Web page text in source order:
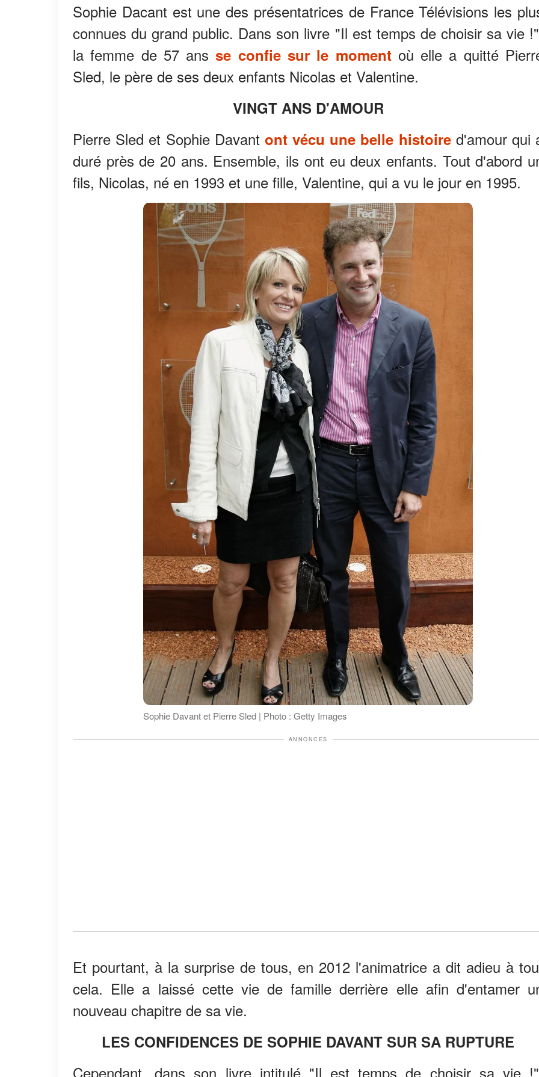
Sophie Dacant est une des présentatrices de France Télévisions les
connues du grand public. Dans son livre "Il est temps de choisir sa vie
la femme de 57 ansse confie sur le momentoù elle a quitté
Sled, le père de ses deux enfants Nicolas et Valentine.
VINGT ANS D'AMOUR
Pierre Sled et Sophie Davant ont vécu une belle histoired'amour qui
duré près de 20 ans. Ensemble, ils ont eu deux enfants. Tout d'abord
fils, Nicolas, né en 1993 et une fille, Valentine, qui a vu le jour en 1995.
Sophie Davant et Pierre Sled | Photo : Getty Images
ANNONCES
Et pourtant, à la surprise de tous, en 2012 l'animatrice a dit adieu à
cela. Elle a laissé cette vie de famille derrière elle afin d'entamer
nouveau chapitre de sa vie.
LES CONFIDENCES DE SOPHIE DAVANT SUR SA RUPTURE
Cependant, dans son livre intitulé "Il est temps de choisir sa vie !",